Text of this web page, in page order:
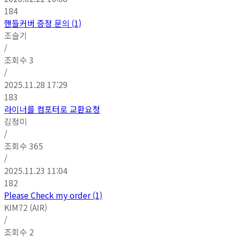
184
핸들커버 증정 문의 (1)
조슬기
/
조회수 3
/
2025.11.28 17:29
183
라이너를 컴포터로 교환요청
김정미
/
조회수 365
/
2025.11.23 11:04
182
Please Check my order (1)
KIM72 (AIR)
/
조회수 2